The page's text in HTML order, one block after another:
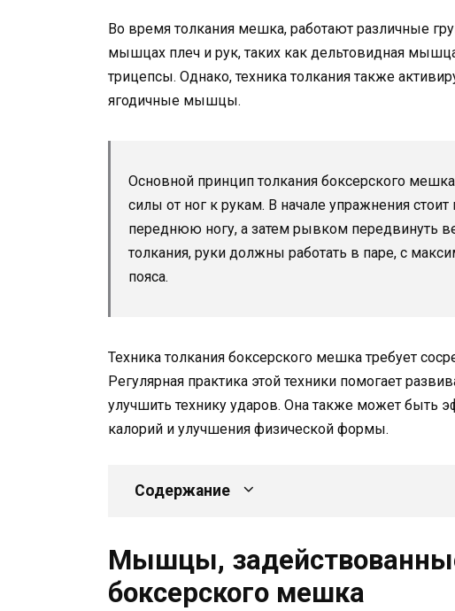
Во время толкания мешка, работают различные
мышцах плеч и рук, таких как дельтовидная
трицепсы. Однако, техника толкания также
ягодичные мышцы.
Основной принцип толкания боксерского
силы от ног к рукам. В начале упражнения
переднюю ногу, а затем рывком передвинуть
толкания, руки должны работать в паре, с
пояса.
Техника толкания боксерского мешка требует
Регулярная практика этой техники помогает
улучшить технику ударов. Она также может быть
калорий и улучшения физической формы.
Содержание
Мышцы,
боксерского мешка